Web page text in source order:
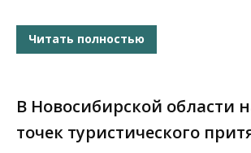
Читать полностью
В Новосибирской области
точек туристического